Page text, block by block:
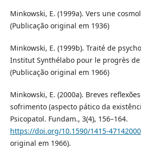
Minkowski, E. (1999a). Vers une
(Publicação original em 1936)
Minkowski, E. (1999b). Traité de
Institut Synthélabo pour le progrès de
(Publicação original em 1966)
Minkowski, E. (2000a). Breves
sofrimento (aspecto pático da
Psicopatol. Fundam., 3(4), 156–164.
https://doi.org/10.1590/1415-
original em 1966).